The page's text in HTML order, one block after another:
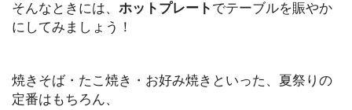
そんなときには、 ホットプレート でテーブルを賑やか
にしてみましょう！
焼きそば・たこ焼き・お好み焼きといった、夏祭りの
定番はもちろん、